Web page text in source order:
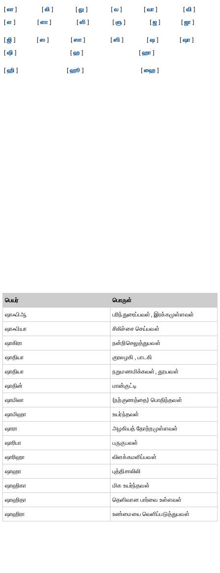
[லா] [லி ] [லு ] [வ ] [வா] [வி ]
[ள ] [ளா] [ளி ] [ளு ] [ஜ] [ஜா]
[ஜி ] [ஸ ] [ஸா] [ஸி ] [ஷ] [ஷா]
[ஷி ] [ஹ ] [ஹா]
[ஹி ] [ஹூ ] [ஹை ]
பெயர் பொருள்
ஷாஃபிஆ பரிந்துரைப்பவள், இரக்கமுள்ளவள்
ஷாஃபியா சிகிச்சை செய்பவள்
ஷாகிரா நன்றிசெலுத்துபவள்
ஷாதியா குரலழகி , பாடகி
ஷாதியா நறுமணமிக்கவள், தூயவள்
ஷாதின் மான்குட்டி
ஷாமிலா (நற்குணத்தை) பொதிந்தவள்
ஷாமிஹா உயர்ந்தவள்
ஷாரா அழகியத் தோற்றமுள்ளவள்
ஷாரிபா பருகுபவள்
ஷாரிஹா விளக்கமளிப்பவள்
ஷாஹா புத்திசாலிலி
ஷாஹிகா மிக உயர்ந்தவள்
ஷாஹிதா தெளிவான பார்வை உள்ளவள்
ஷாஹிரா உண்மையை வெளிப்படுத்துபவள்